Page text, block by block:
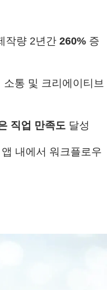
작량 2년간 260% 증
통 및 크리에이티브
직업 만족도 달성
내에서 워크플로우